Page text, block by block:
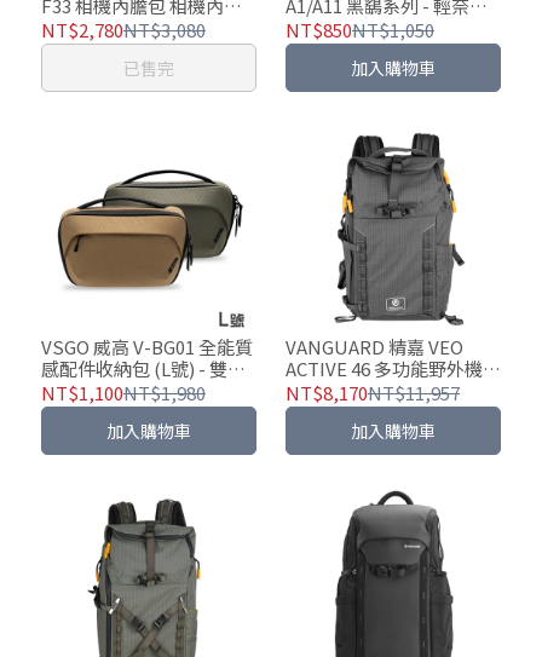
F33 相機內膽包 相機內袋
包 可手提、單肩背、包內
內袋、搭配拉桿箱使用
NT$2,780NT$3,080
已售完
A1/A11 黑鷂系列 - 輕奈米
纖維收納布 - 雙色可選
NT$850NT$1,050
加入購物車
VSGO 威高 V-BG01 全能質
感配件收納包 (L號) - 雙色
可選
NT$1,100NT$1,980
加入購物車
VANGUARD 精嘉 VEO
ACTIVE 46 多功能野外機能
包(二色可選)
NT$8,170NT$11,957
加入購物車